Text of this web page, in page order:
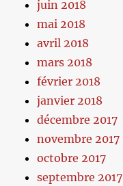
juin 2018
mai 2018
avril 2018
mars 2018
février 2018
janvier 2018
décembre 2017
novembre 2017
octobre 2017
septembre 2017